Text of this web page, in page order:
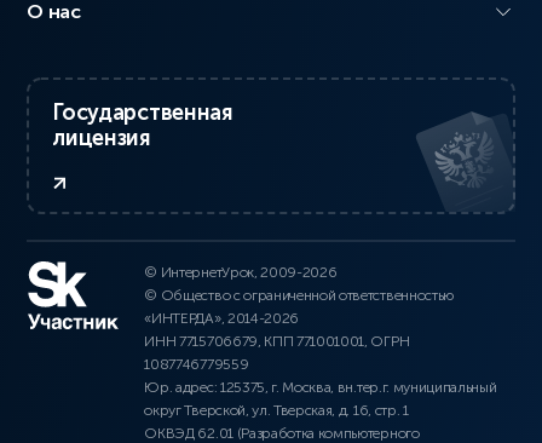
О нас
Государственная
лицензия
© ИнтернетУрок, 2009-2026
© Общество с ограниченной ответственностью
«ИНТЕРДА», 2014-2026
ИНН 7715706679, КПП 771001001, ОГРН
1087746779559
Юр. адрес: 125375, г. Москва, вн.тер.г. муниципальный
округ Тверской, ул. Тверская, д. 16, стр. 1
ОКВЭД 62.01 (Разработка компьютерного